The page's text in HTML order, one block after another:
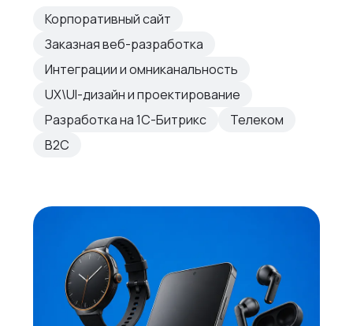
Корпоративный сайт
Заказная веб-разработка
Интеграции и омниканальность
UX\UI-дизайн и проектирование
Разработка на 1С-Битрикс
Телеком
B2C